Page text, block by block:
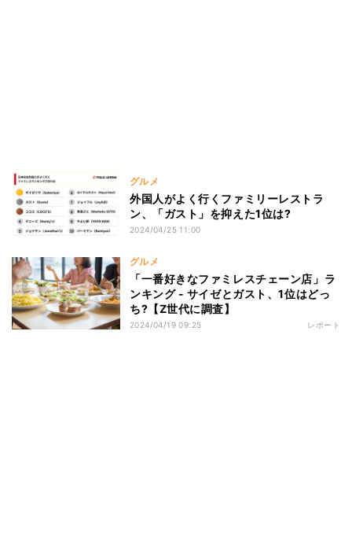
グルメ
外国人がよく行くファミリーレストラ
ン、「ガスト」を抑えた1位は?
2024/04/25 11:00
グルメ
「一番好きなファミレスチェーン店」ラ
ンキング - サイゼとガスト、1位はどっ
ち?【Z世代に調査】
2024/04/19 09:25 レポート